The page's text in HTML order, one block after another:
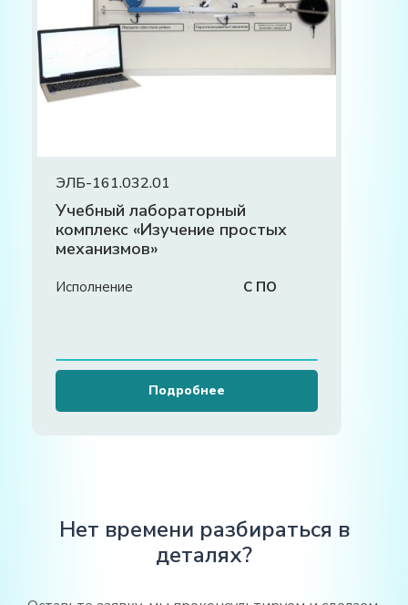
ЭЛБ-161.032.01
Учебный лабораторный
комплекс «Изучение простых
механизмов»
Исполнение С ПО
Подробнее
Нет времени разбираться в
деталях?